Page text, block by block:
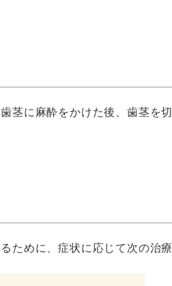
茎に麻酔をかけた後、歯茎を
ために、症状に応じて次の治療